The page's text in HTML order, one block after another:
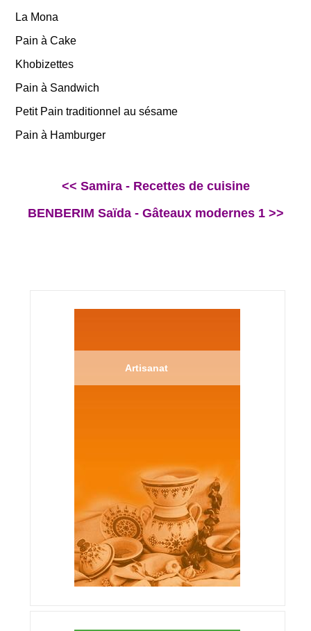
La Mona
Pain à Cake
Khobizettes
Pain à Sandwich
Petit Pain traditionnel au sésame
Pain à Hamburger
<< Samira - Recettes de cuisine
BENBERIM Saïda - Gâteaux modernes 1 >>
Artisanat